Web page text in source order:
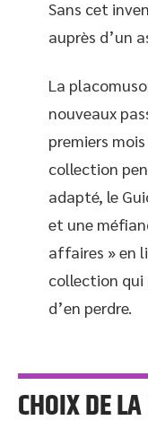
Sans cet
auprès d’un
La
nouveaux
premiers
collection
adapté, le
et une
affaires » en
collection qui
d’en perdre.
CHOIX DE